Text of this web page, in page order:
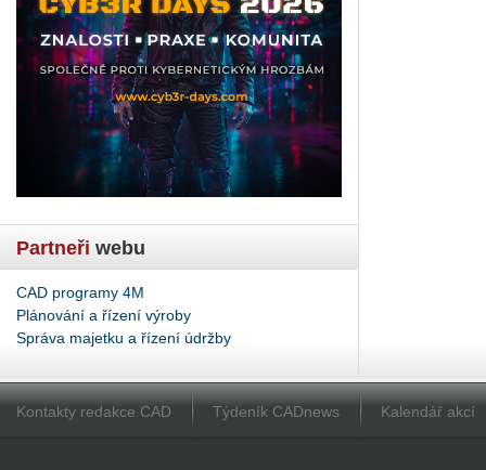
Partneři webu
CAD programy 4M
Plánování a řízení výroby
Správa majetku a řízení údržby
Kontakty redakce CAD Týdeník CADnews Kalendář akcí